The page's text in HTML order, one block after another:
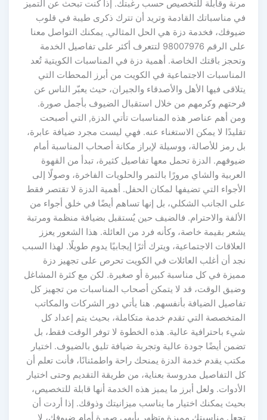
مرنة وقابلة للتخصيص حسب رغبتك. إذا كنت تبحث عن التميز
في مناسباتك القادمة وتريد أن تترك ذكرى طيبة في قلوب
ضيوفك، فخدمة دزة هي الحل المثالي. يمكنك التواصل معنا
على الرقم 98007976 لتتعرف أكثر على تفاصيل الخدمة
وتحجز باقتك الخاصة. أهمية دزة في المناسبات الكويتية تُعد
المناسبات الاجتماعية في الكويت من أبرز المحطات التي
يتلاقى فيها الأهل والأصدقاء والجيران، حيث يعبّر الناس عن
فرحتهم وكرمهم من خلال استقبال الضيوف بأجمل صورة.
ومن أهم عناصر هذه المناسبات تأتي الدزة, التي أصبحت
تقليدًا لا يمكن الاستغناء عنه. فهي ليست مجرد ضيافة عابرة،
بل رمز للأصالة، ووسيلة لإبراز مكانة أصحاب المناسبة أمام
ضيوفهم. الدزة تحمل معها تفاصيل كثيرة، تبدأ من القهوة
العربية والشاي مرورًا بالتمر والحلويات الفاخرة، وصولًا إلى
الأجواء التي تضيفها لمكان الحفل. أهمية الدزة لا تقتصر فقط
على الجانب الشكلي، بل إنها تساهم أيضًا في خلق أجواء من
الألفة والاحترام. فالضيف حين يُستقبل بضيافة منظمة ومرتبة
يشعر بقيمة خاصة، وكأنه فرد من العائلة. هذا الشعور يعزز
العلاقات الاجتماعية، ويترك أثرًا إيجابيًا يدوم طويلًا. لهذا السبب
نجد أن أغلب العائلات في الكويت تحرص على تجهيز دزة
مميزة في كل مناسبة كبيرة أو صغيرة. لكن مع كثرة المشاغل
وضيق الوقت، قد لا يتمكن أصحاب المناسبات من تجهيز كل
تفاصيل الضيافة بأنفسهم. هنا يأتي دور الشركات والمكاتب
المتخصصة التي تقدم خدمة متكاملة، بحيث يتم إعداد كل
شيء باحترافية عالية. هذه الخطوة لا توفر الوقت فقط، بل
تضمن أيضًا جودة عالية وتجربة ضيافة تليق بالضيوف. اختيار
مكتب يقدم خدمة الدزة يمنحك راحة واطمئنانًا، فأنت تعلم أن
كل التفاصيل مدروسة بعناية، من طريقة التقديم وحتى اختيار
الأدوات. ولعل أبرز ما يميز هذه الخدمة أنها قابلة للتخصيص،
بحيث يمكنك اختيار ما يناسب ميزانيتك وذوقك. إذا أردت أن
تجعل مناسبتك مميزة وتظهر بأبهى صورة أمام ضيوفك، لا